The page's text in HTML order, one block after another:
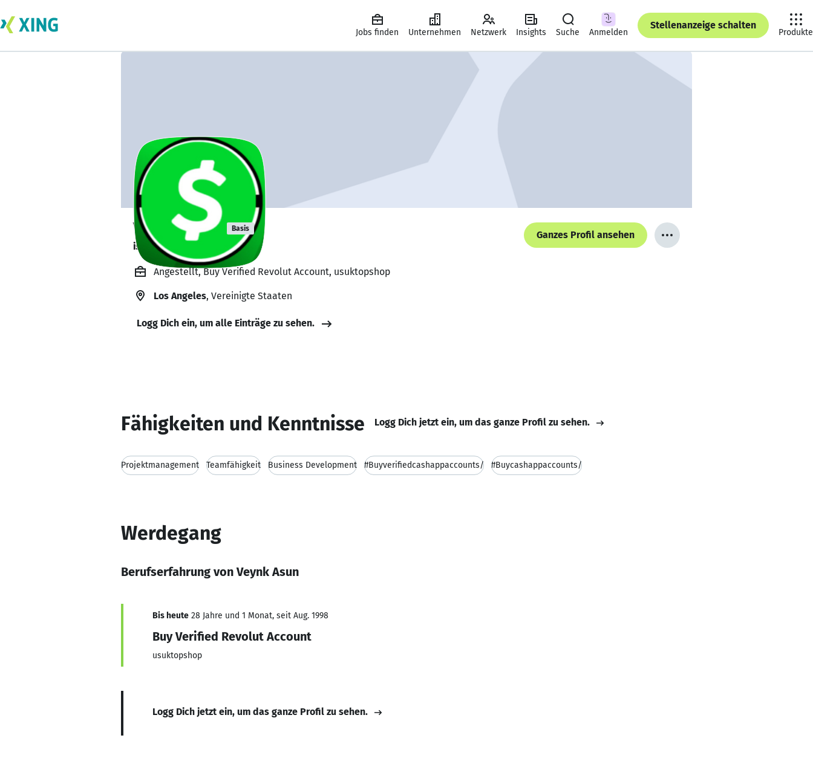
Jobs finden Unternehmen Netzwerk Insights Suche Anmelden
Stellenanzeige schalten
Produkte
Veynk Asun Basis
is travelling.
Ganzes Profil ansehen
Angestellt, Buy Verified Revolut Account, usuktopshop
Los Angeles, Vereinigte Staaten
Logg Dich ein, um alle Einträge zu sehen.
Fähigkeiten und Kenntnisse Logg Dich jetzt ein, um das ganze Profil zu sehen.
Projektmanagement Teamfähigkeit Business Development #Buyverifiedcashappaccounts/ #Buycashappaccounts/
Werdegang
Berufserfahrung von Veynk Asun
Bis heute 28 Jahre und 1 Monat, seit Aug. 1998
Buy Verified Revolut Account
usuktopshop
Logg Dich jetzt ein, um das ganze Profil zu sehen.